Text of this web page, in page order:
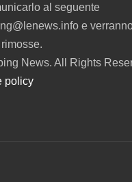
al seguente
e
News. All Rights
policy